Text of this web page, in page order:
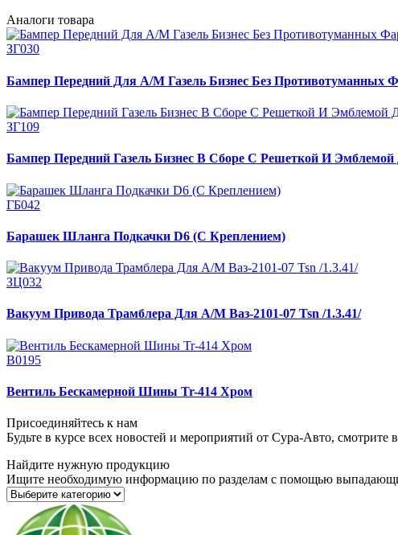
Аналоги товара
ЗГ030
Бампер Передний Для А/М Газель Бизнес Без Противотуманных
ЗГ109
Бампер Передний Газель Бизнес В Сборе С Решеткой И Эмблемой
ГБ042
Барашек Шланга Подкачки D6 (С Креплением)
ЗЦ032
Вакуум Привода Трамблера Для А/М Ваз-2101-07 Tsn /1.3.41/
В0195
Вентиль Бескамерной Шины Tr-414 Хром
Присоединяйтесь к нам
Будьте в курсе всех новостей и мероприятий от Сура-Авто,
Найдите нужную продукцию
Ищите необходимую информацию по разделам с помощью